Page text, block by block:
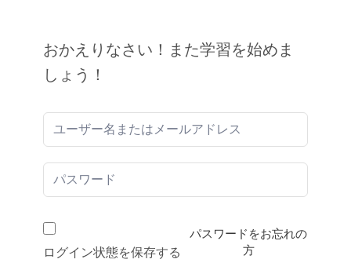
おかえりなさい！また学習を始めま
しょう！
ログイン状態を保存する
パスワードをお忘れの
方